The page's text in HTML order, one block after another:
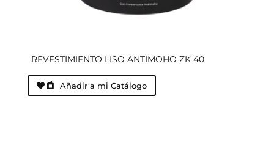
REVESTIMIENTO LISO ANTIMOHO ZK 40
Añadir a mi Catálogo